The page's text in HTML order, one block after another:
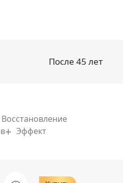
После 45 лет
Восстановление
Эффект